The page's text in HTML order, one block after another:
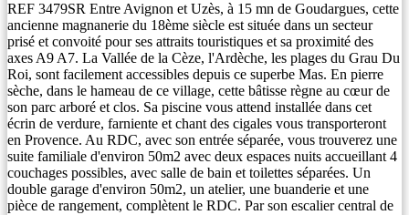
REF 3479SR Entre Avignon et Uzès, à 15 mn de Goudargues, cette
ancienne magnanerie du 18ème siècle est située dans un secteur
prisé et convoité pour ses attraits touristiques et sa proximité des
axes A9 A7. La Vallée de la Cèze, l'Ardèche, les plages du Grau Du
Roi, sont facilement accessibles depuis ce superbe Mas. En pierre
sèche, dans le hameau de ce village, cette bâtisse règne au cœur de
son parc arboré et clos. Sa piscine vous attend installée dans cet
écrin de verdure, farniente et chant des cigales vous transporteront
en Provence. Au RDC, avec son entrée séparée, vous trouverez une
suite familiale d'environ 50m2 avec deux espaces nuits accueillant 4
couchages possibles, avec salle de bain et toilettes séparées. Un
double garage d'environ 50m2, un atelier, une buanderie et une
pièce de rangement, complètent le RDC. Par son escalier central de